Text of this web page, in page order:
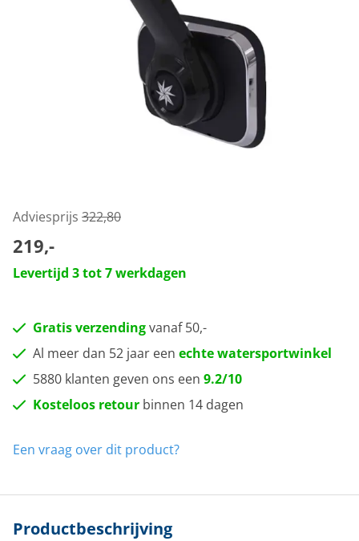
Adviesprijs 322,80
219,-
Levertijd 3 tot 7 werkdagen
Gratis verzendingvanaf 50,-
Al meer dan 52 jaar een echte watersportwinkel
5880 klanten geven ons een 9.2/10
Kosteloos retour binnen 14 dagen
Een vraag over dit product?
Productbeschrijving